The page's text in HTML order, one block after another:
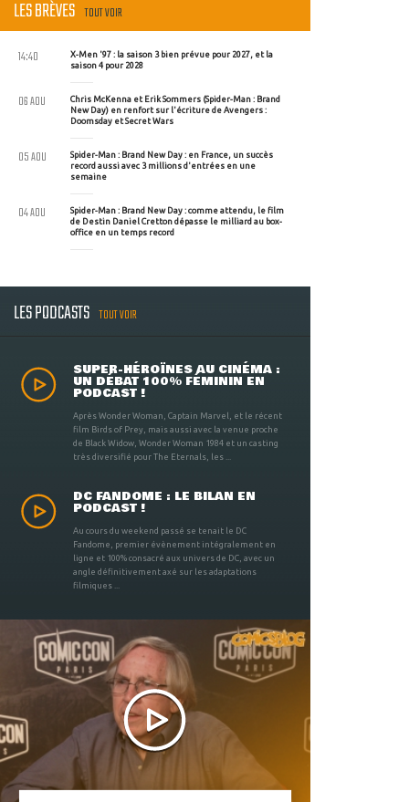
LES BRÈVES TOUT VOIR
X-Men '97 : la saison 3 bien prévue pour 2027, et la
saison 4 pour 2028
14:40
Chris McKenna et Erik Sommers (Spider-Man : Brand
New Day) en renfort sur l'écriture de Avengers :
Doomsday et Secret Wars
06 AOU
Spider-Man : Brand New Day : en France, un succès
record aussi avec 3 millions d'entrées en une
semaine
05 AOU
Spider-Man : Brand New Day : comme attendu, le film
de Destin Daniel Cretton dépasse le milliard au box-
office en un temps record
04 AOU
LES PODCASTS TOUT VOIR
SUPER-HÉROÏNES AU CINÉMA :
UN DÉBAT 100% FÉMININ EN
PODCAST !
Après Wonder Woman, Captain Marvel, et le récent
film Birds of Prey, mais aussi avec la venue proche
de Black Widow, Wonder Woman 1984 et un casting
très diversifié pour The Eternals, les ...
DC FANDOME : LE BILAN EN
PODCAST !
Au cours du weekend passé se tenait le DC
Fandome, premier évènement intégralement en
ligne et 100% consacré aux univers de DC, avec un
angle définitivement axé sur les adaptations
filmiques ...